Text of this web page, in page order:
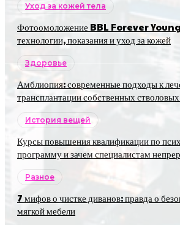
Уход за кожей тела
Фотоомоложение BBL Forever
технологии, показания и уход за кожей
Здоровье
Амблиопия: современные подходы к
трансплантации собственных
История вещей
Курсы повышения квалификации по
программу и зачем специалистам
Разное
7 мифов о чистке диванов: правда о
мягкой мебели